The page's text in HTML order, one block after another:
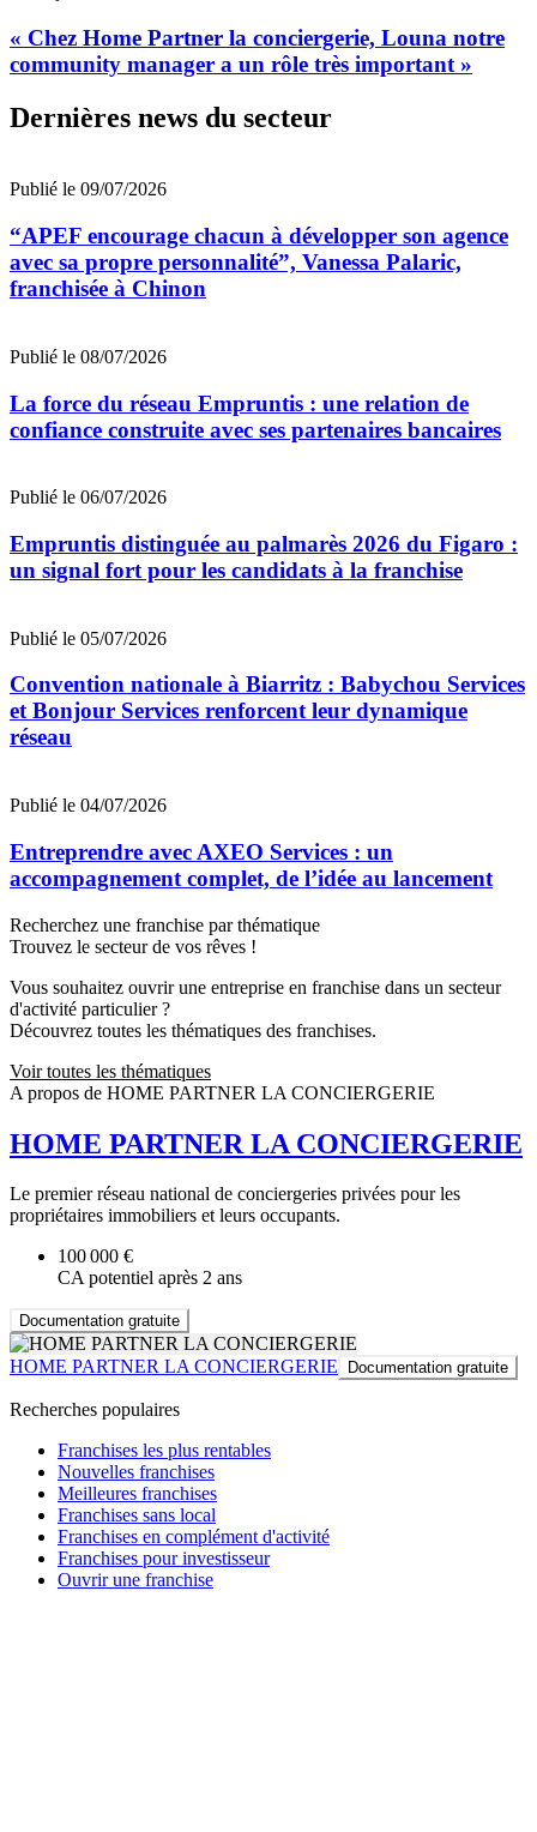
« Chez Home Partner la conciergerie, Louna notre
community manager a un rôle très important »
Dernières news du secteur
Publié le 09/07/2026
“APEF encourage chacun à développer son agence
avec sa propre personnalité”, Vanessa Palaric,
franchisée à Chinon
Publié le 08/07/2026
La force du réseau Empruntis : une relation de
confiance construite avec ses partenaires bancaires
Publié le 06/07/2026
Empruntis distinguée au palmarès 2026 du Figaro :
un signal fort pour les candidats à la franchise
Publié le 05/07/2026
Convention nationale à Biarritz : Babychou Services
et Bonjour Services renforcent leur dynamique
réseau
Publié le 04/07/2026
Entreprendre avec AXEO Services : un
accompagnement complet, de l’idée au lancement
Recherchez une franchise par thématique
Trouvez le secteur de vos rêves !
Vous souhaitez ouvrir une entreprise en franchise dans un secteur
d'activité particulier ?
Découvrez toutes les thématiques des franchises.
Voir toutes les thématiques
A propos de HOME PARTNER LA CONCIERGERIE
HOME PARTNER LA CONCIERGERIE
Le premier réseau national de conciergeries privées pour les
propriétaires immobiliers et leurs occupants.
100 000 €
CA potentiel après 2 ans
Documentation gratuite
HOME PARTNER LA CONCIERGERIE Documentation gratuite
Recherches populaires
Franchises les plus rentables
Nouvelles franchises
Meilleures franchises
Franchises sans local
Franchises en complément d'activité
Franchises pour investisseur
Ouvrir une franchise